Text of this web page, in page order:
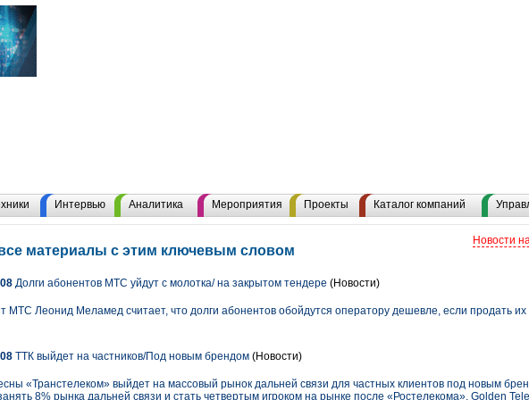
Интервью Аналитика Мероприятия Проекты Каталог компаний
Новости
материалы с этим ключевым словом
Долги абонентов МТС уйдут с молотка/ на закрытом тендере (Новости)
МТС Леонид Меламед считает, что долги абонентов обойдутся оператору дешевле, если продать
ТТК выйдет на частников/Под новым брендом (Новости)
«Транстелеком» выйдет на массовый рынок дальней связи для частных клиентов под новым
8% рынка дальней связи и стать четвертым игроком на рынке после «Ростелекома», Golden